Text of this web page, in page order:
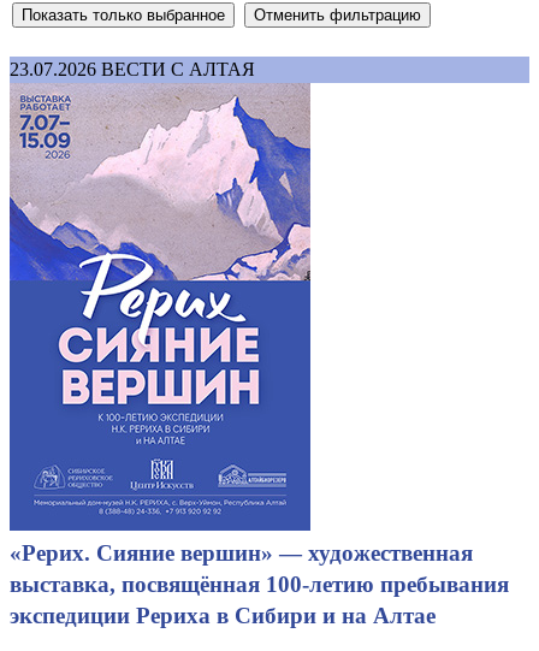
23.07.2026 ВЕСТИ С АЛТАЯ
«Рерих. Сияние вершин» — художественная
выставка, посвящённая 100-летию пребывания
экспедиции Рериха в Сибири и на Алтае